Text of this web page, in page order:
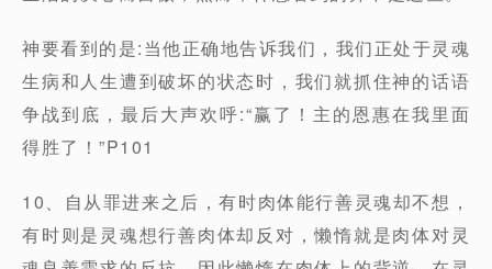
神要看到的是:当他正确地告诉我们，我们正处于灵魂
生病和人生遭到破坏的状态时，我们就抓住神的话语
争战到底，最后大声欢呼:“赢了！主的恩惠在我里面
得胜了！”P101
10、自从罪进来之后，有时肉体能行善灵魂却不想，
有时则是灵魂想行善肉体却反对，懒惰就是肉体对灵